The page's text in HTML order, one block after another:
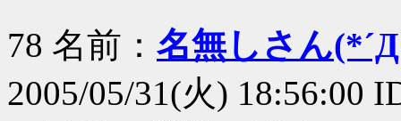
78 名前： 名無しさん
2005/05/31(火) 18:56:00